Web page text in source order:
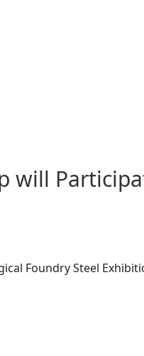
will
Foundry Steel